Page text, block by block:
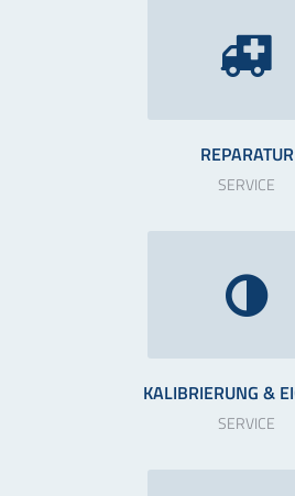
REPARATUR
SERVICE
KALIBRIERUNG &
SERVICE